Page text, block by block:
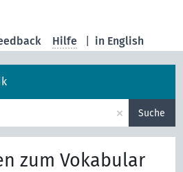
in English
Hilfe
× Suche
zum Vokabular